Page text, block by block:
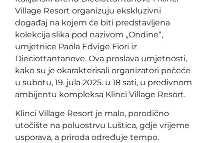
Village Resort organizuju ekskluzivni
događaj na kojem će biti predstavljena
kolekcija slika pod nazivom „Ondine“,
umjetnice Paola Edvige Fiori iz
Dieciottantanove. Ova proslava umjetnosti,
kako su je okarakterisali organizatori počeće
u subotu, 19. jula 2025. u 18 sati, u predivnom
ambijentu kompleksa Klinci Village Resort.
Klinci Village Resort je malo, porodično
utočište na poluostrvu Luštica, gdje vrijeme
usporava, a priroda određuje tempo.